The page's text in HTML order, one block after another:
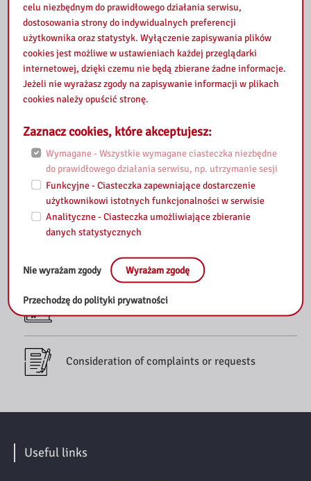
Renting exhibitions
Send an inquiry
Enrollment for library lessons
Internship enrollment
Registration for Events
Bibliographic lists
Consideration of complaints or requests
Useful links
celu niezbędnym do prawidłowego działania serwisu,
dostosowania strony do indywidualnych preferencji
użytkownika oraz statystyk. Wyłączenie zapisywania plików
cookies jest możliwe w ustawieniach każdej przeglądarki
internetowej, dzięki czemu nie będą zbierane żadne informacje.
Jeżeli nie wyrażasz zgody na zapisywanie informacji w plikach
cookies należy opuścić stronę.
Zaznacz cookies, które akceptujesz:
Wymagane - Wszystkie wymagane ciasteczka niezbędne
do prawidłowego działania serwisu, np. utrzymanie sesji
Funkcyjne - Ciasteczka zapewniające dostarczenie
użytkownikowi istotnych funkcjonalności w serwisie
Analityczne - Ciasteczka umożliwiające zbieranie
danych statystycznych
Nie wyrażam zgody Wyrażam zgodę
Przechodzę do polityki prywatności